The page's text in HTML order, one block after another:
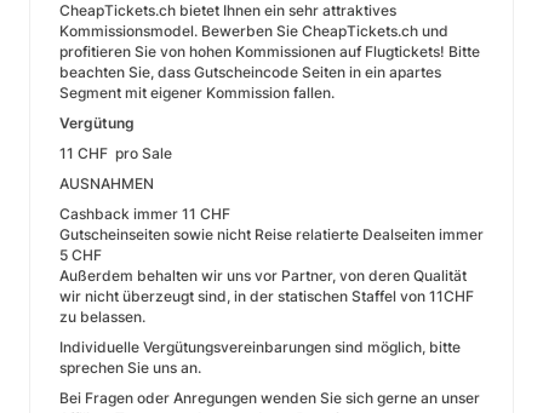
CheapTickets.ch bietet Ihnen ein sehr attraktives
Kommissionsmodel. Bewerben Sie CheapTickets.ch und
profitieren Sie von hohen Kommissionen auf Flugtickets! Bitte
beachten Sie, dass Gutscheincode Seiten in ein apartes
Segment mit eigener Kommission fallen.
Vergütung
11 CHF pro Sale
AUSNAHMEN
Cashback immer 11 CHF
Gutscheinseiten sowie nicht Reise relatierte Dealseiten immer
5 CHF
Außerdem behalten wir uns vor Partner, von deren Qualität
wir nicht überzeugt sind, in der statischen Staffel von 11CHF
zu belassen.
Individuelle Vergütungsvereinbarungen sind möglich, bitte
sprechen Sie uns an.
Bei Fragen oder Anregungen wenden Sie sich gerne an unser